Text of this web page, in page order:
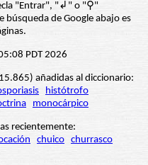
"Entrar", "↲" o "⚲"
de Google abajo es
PDT 2026
añadidas al diccionario:
histótrofo
monocárpico
recientemente:
chuico churrasco